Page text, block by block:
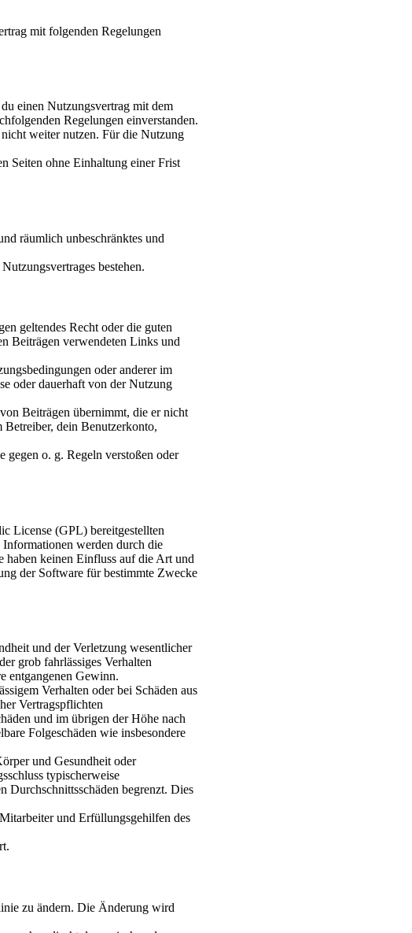
mit folgenden Regelungen
einen Nutzungsvertrag mit dem
Regelungen einverstanden.
weiter nutzen. Für die Nutzung
Seiten ohne Einhaltung einer Frist
räumlich unbeschränktes und
bestehen.
geltendes Recht oder die guten
Beiträgen verwendeten Links und
oder anderer im
oder dauerhaft von der Nutzung
Beiträgen übernimmt, die er nicht
Betreiber, dein Benutzerkonto,
gegen o. g. Regeln verstoßen oder
License (GPL) bereitgestellten
werden durch die
haben keinen Einfluss auf die Art und
der Software für bestimmte Zwecke
und der Verletzung wesentlicher
grob fahrlässiges Verhalten
entgangenen Gewinn.
Verhalten oder bei Schäden aus
Vertragspflichten
und im übrigen der Höhe nach
Folgeschäden wie insbesondere
und Gesundheit oder
typischerweise
Durchschnittsschäden begrenzt. Dies
und Erfüllungsgehilfen des
zu ändern. Die Änderung wird